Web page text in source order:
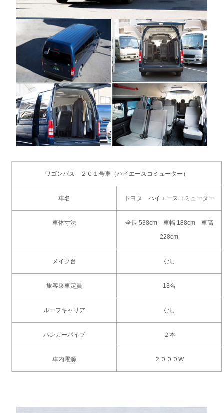
ワゴンバス ２０１号車（ハイエースコミューター）
車名 トヨタ ハイエースコミューター
車体寸法
全長 538cm 車幅 188cm 車高
228cm
メイク台 なし
旅客乗車定員 13名
ルーフキャリア なし
ハンガーパイプ ２本
車内電源 ２０００W